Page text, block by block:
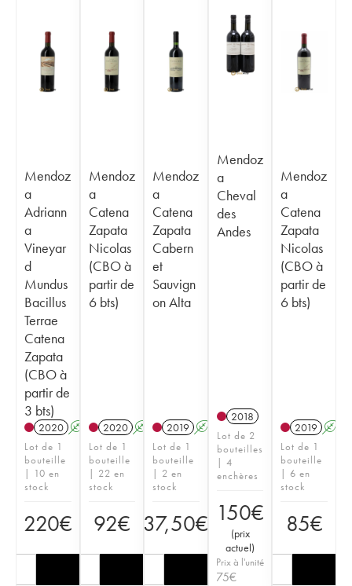
Mendoz
a
Adriann
a
Vineyar
d
Mundus
Bacillus
Terrae
Catena
Zapata
(CBO à
partir de
3 bts)
2020 A KT
Lot de 1
bouteille
| 10 en
stock
220€
Mendoz
a
Catena
Zapata
Nicolas
(CBO à
partir de
6 bts)
2020 A KT
Lot de 1
bouteille
| 22 en
stock
92€
Mendoz
a
Catena
Zapata
Cabern
et
Sauvign
on Alta
2019 A
Lot de 1
bouteille
| 2 en
stock
37,50€
Mendoz
a
Cheval
des
Andes
2018
Lot de 2
bouteilles
| 4
enchères
150€
(prix
actuel)
Prix à l'unité
75€
Mendoz
a
Catena
Zapata
Nicolas
(CBO à
partir de
6 bts)
2019 A
Lot de 1
bouteille
| 6 en
stock
85€